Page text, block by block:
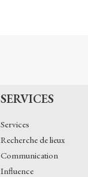
SERVICES
Services
Recherche de lieux
Communication
Influence